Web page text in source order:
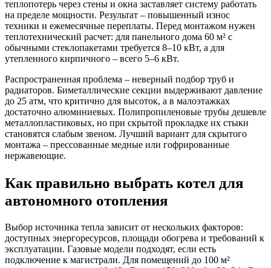
теплопотерь через стены и окна заставляет систему работать
на пределе мощности. Результат – повышенный износ
техники и ежемесячные переплаты. Перед монтажом нужен
теплотехнический расчет: для панельного дома 60 м² с
обычными стеклопакетами требуется 8–10 кВт, а для
утепленного кирпичного – всего 5–6 кВт.
Распространенная проблема – неверный подбор труб и
радиаторов. Биметаллические секции выдерживают давление
до 25 атм, что критично для высоток, а в малоэтажках
достаточно алюминиевых. Полипропиленовые трубы дешевле
металлопластиковых, но при скрытой прокладке их стыки
становятся слабым звеном. Лучший вариант для скрытого
монтажа – прессованные медные или гофрированные
нержавеющие.
Как правильно выбрать котел для
автономного отопления
Выбор источника тепла зависит от нескольких факторов:
доступных энергоресурсов, площади обогрева и требований к
эксплуатации. Газовые модели подходят, если есть
подключение к магистрали. Для помещений до 100 м²